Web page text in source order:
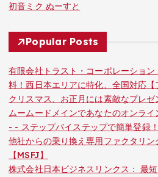
初音ミク ぬーすと
Popular Posts
有限会社トラスト・コーポレーショ
料！西日本エリアに特化、全国対応【
クリスマス、お正月には素敵なプレ
ムームードメインであなたのオンラ
- - ステップバイステップで簡単登録！
他社からの乗り換え専用ファクタリ
【MSFJ】
株式会社日本ビジネスリンクス： 最